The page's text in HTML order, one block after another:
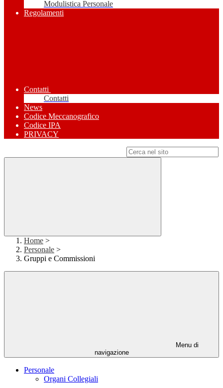
Modulistica Personale
Regolamenti
Contatti
Contatti
News
Codice Meccanografico
Codice IPA
PRIVACY
Home >
Personale >
Gruppi e Commissioni
Menu di
navigazione
Personale
Organi Collegiali